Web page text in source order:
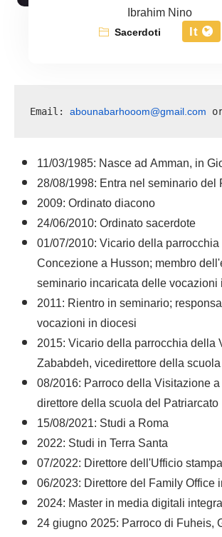
Ibrahim Nino
Sacerdoti It
Email: abounabarhooom@gmail.com
11/03/1985: Nasce ad Amman, in
28/08/1998: Entra nel seminario
2009: Ordinato diacono
24/06/2010: Ordinato sacerdote
01/07/2010: Vicario della
Concezione a Husson; membro
seminario incaricata delle
2011: Rientro in seminario;
vocazioni in diocesi
2015: Vicario della parrocchia della
Zababdeh, vicedirettore della
08/2016: Parroco della Visitazione
direttore della scuola del Patriarcato
15/08/2021: Studi a Roma
2022: Studi in Terra Santa
07/2022: Direttore dell'Ufficio
06/2023: Direttore del Family Office
2024: Master in media digitali
24 giugno 2025: Parroco di Fuheis,